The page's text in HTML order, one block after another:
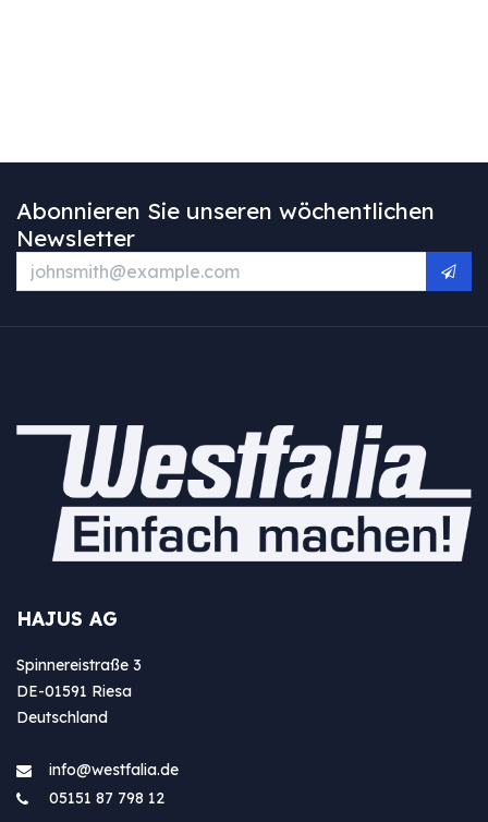
Abonnieren Sie unseren wöchentlichen
Newsletter
HAJUS AG
Spinnereistraße 3
DE-01591 Riesa
Deutschland
info@westfa​lia.de
05151 87 798 12